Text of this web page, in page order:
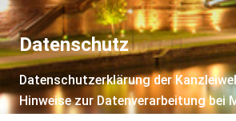
Datenschutz
Datenschutzerklärung der
Hinweise zur Datenverarbeitung bei